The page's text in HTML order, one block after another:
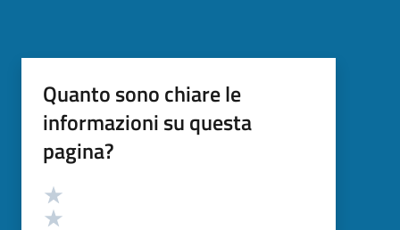
Quanto sono chiare le
informazioni su questa
pagina?
Valutazione